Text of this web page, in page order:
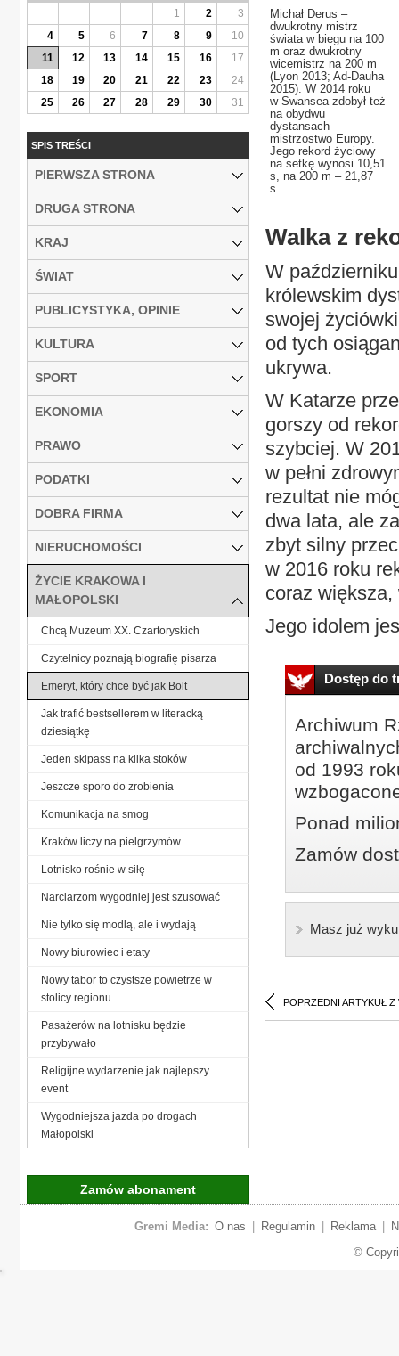
Michał Derus –
dwukrotny mistrz
świata w biegu na 100
m oraz dwukrotny
wicemistrz na 200 m
(Lyon 2013; Ad-Dauha
2015). W 2014 roku
w Swansea zdobył też
na obydwu
dystansach
mistrzostwo Europy.
Jego rekord życiowy
na setkę wynosi 10,51
s, na 200 m – 21,87
s.
Walka z
W
królewskim
swojej
od tych
ukrywa.
W Katarze
gorszy od
szybciej. W
w pełni
rezultat nie
dwa lata, ale
zbyt silny
w 2016 roku
coraz
Jego idolem
Dostęp do
Archiwum
od 1993
Ponad
Zamów
Masz już
POPRZEDNI ARTYKUŁ Z
1
2
3
4
5 6 7 8 9
10
11
12 13 14 15 16
17
18
19 20 21 22 23
24
25
26 27 28 29 30 31
SPIS TREŚCI
PIERWSZA STRONA
DRUGA STRONA
KRAJ
ŚWIAT
PUBLICYSTYKA, OPINIE
KULTURA
SPORT
EKONOMIA
PRAWO
PODATKI
DOBRA FIRMA
NIERUCHOMOŚCI
ŻYCIE KRAKOWA I
MAŁOPOLSKI
Chcą Muzeum XX. Czartoryskich
Czytelnicy poznają biografię pisarza
Emeryt, który chce być jak Bolt
Jak trafić bestsellerem w literacką
dziesiątkę
Jeden skipass na kilka stoków
Jeszcze sporo do zrobienia
Komunikacja na smog
Kraków liczy na pielgrzymów
Lotnisko rośnie w siłę
Narciarzom wygodniej jest szusować
Nie tylko się modlą, ale i wydają
Nowy biurowiec i etaty
Nowy tabor to czystsze powietrze w
stolicy regionu
Pasażerów na lotnisku będzie
przybywało
Religijne wydarzenie jak najlepszy
event
Wygodniejsza jazda po drogach
Małopolski
Zamów abonament
Gremi Media: O nas Regulamin Reklama
©